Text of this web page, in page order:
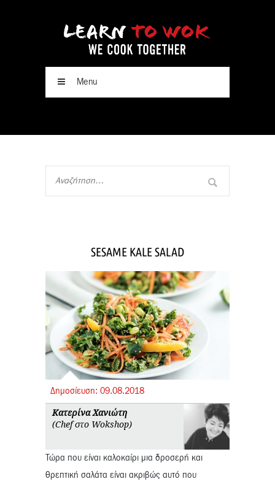
Menu
SESAME KALE SALAD
Δημοσίευση: 09.08.2018
Κατερίνα Χανιώτη
(Chef στο Wokshop)
Τώρα που είναι καλοκαίρι μια δροσερή και
θρεπτική σαλάτα είναι ακριβώς αυτό που